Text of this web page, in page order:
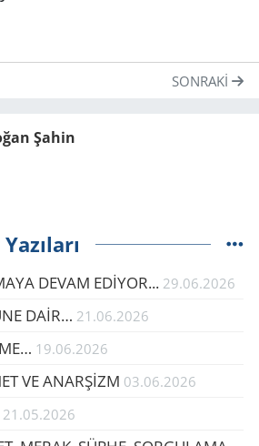
SONRAKI
Şahin
DEVAM EDİYOR... 29.06.2026
DAİR… 21.06.2026
19.06.2026
VE ANARŞİZM 03.06.2026
21.05.2026